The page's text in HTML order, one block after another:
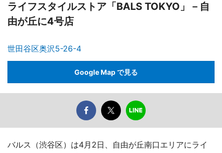
ライフスタイルストア「BALS TOKYO」－自
由が丘に4号店
世田谷区奥沢5-26-4
Google Map で見る
バルス（渋谷区）は4月2日、自由が丘南口エリアにライ